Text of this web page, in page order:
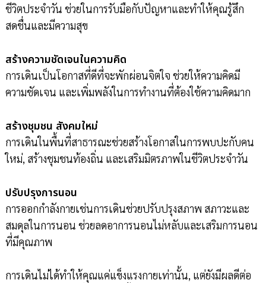
ชีวิตประจำวัน ช่วยในการรับมือกับปัญหาและทำให้คุณรู้สึก
สดชื่นและมีความสุข
สร้างความชัดเจนในความคิด
การเดินเป็นโอกาสที่ดีที่จะพักผ่อนจิตใจ ช่วยให้ความคิดมี
ความชัดเจน และเพิ่มพลังในการทำงานที่ต้องใช้ความคิดมาก
สร้างชุมชน สังคมใหม่
การเดินในพื้นที่สาธารณะช่วยสร้างโอกาสในการพบปะกับคน
ใหม่, สร้างชุมชนท้องถิ่น และเสริมมิตรภาพในชีวิตประจำวัน
ปรับปรุงการนอน
การออกกำลังกายเช่นการเดินช่วยปรับปรุงสภาพ สภาวะและ
สมดุลในการนอน ช่วยลดอาการนอนไม่หลับและเสริมการนอน
ที่มีคุณภาพ
การเดินไม่ได้ทำให้คุณแค่แข็งแรงกายเท่านั้น, แต่ยังมีผลดีต่อ